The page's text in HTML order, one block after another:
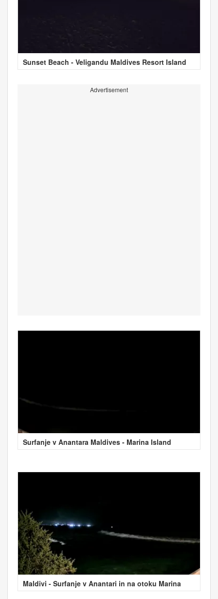
Sunset Beach - Veligandu Maldives Resort Island
Advertisement
Surfanje v Anantara Maldives - Marina Island
Maldivi - Surfanje v Anantari in na otoku Marina